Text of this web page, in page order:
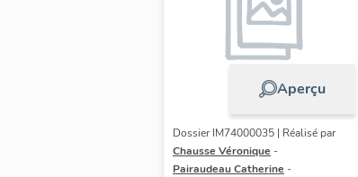
Aperçu
Dossier IM74000035 | Réalisé par
Chausse Véronique -
Pairaudeau Catherine -